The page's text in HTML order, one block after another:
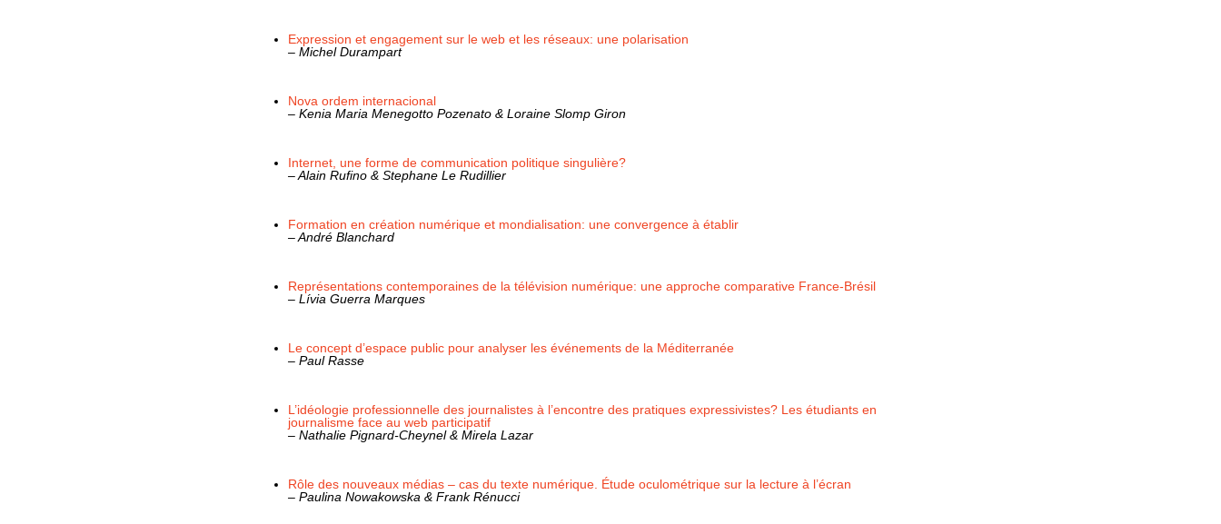
Expression et engagement sur le web et les réseaux: une polarisation
– Michel Durampart
Nova ordem internacional
– Kenia Maria Menegotto Pozenato & Loraine Slomp Giron
Internet, une forme de communication politique singulière?
– Alain Rufino & Stephane Le Rudillier
Formation en création numérique et mondialisation: une convergence à établir
– André Blanchard
Représentations contemporaines de la télévision numérique: une approche comparative France-Brésil
– Lívia Guerra Marques
Le concept d’espace public pour analyser les événements de la Méditerranée
– Paul Rasse
L’idéologie professionnelle des journalistes à l’encontre des pratiques expressivistes? Les étudiants en
journalisme face au web participatif
– Nathalie Pignard-Cheynel & Mirela Lazar
Rôle des nouveaux médias – cas du texte numérique. Étude oculométrique sur la lecture à l’écran
– Paulina Nowakowska & Frank Rénucci